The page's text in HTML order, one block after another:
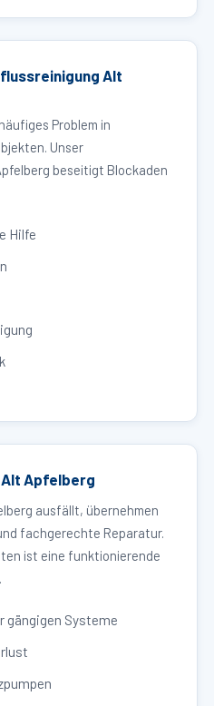
Alt
Problem in
Unser
beseitigt Blockaden
Hilfe
Apfelberg
ausfällt, übernehmen
fachgerechte Reparatur.
ist eine funktionierende
gängigen Systeme